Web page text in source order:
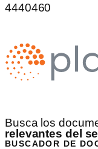
4440460
Busca los
relevantes del
BUSCADOR DE